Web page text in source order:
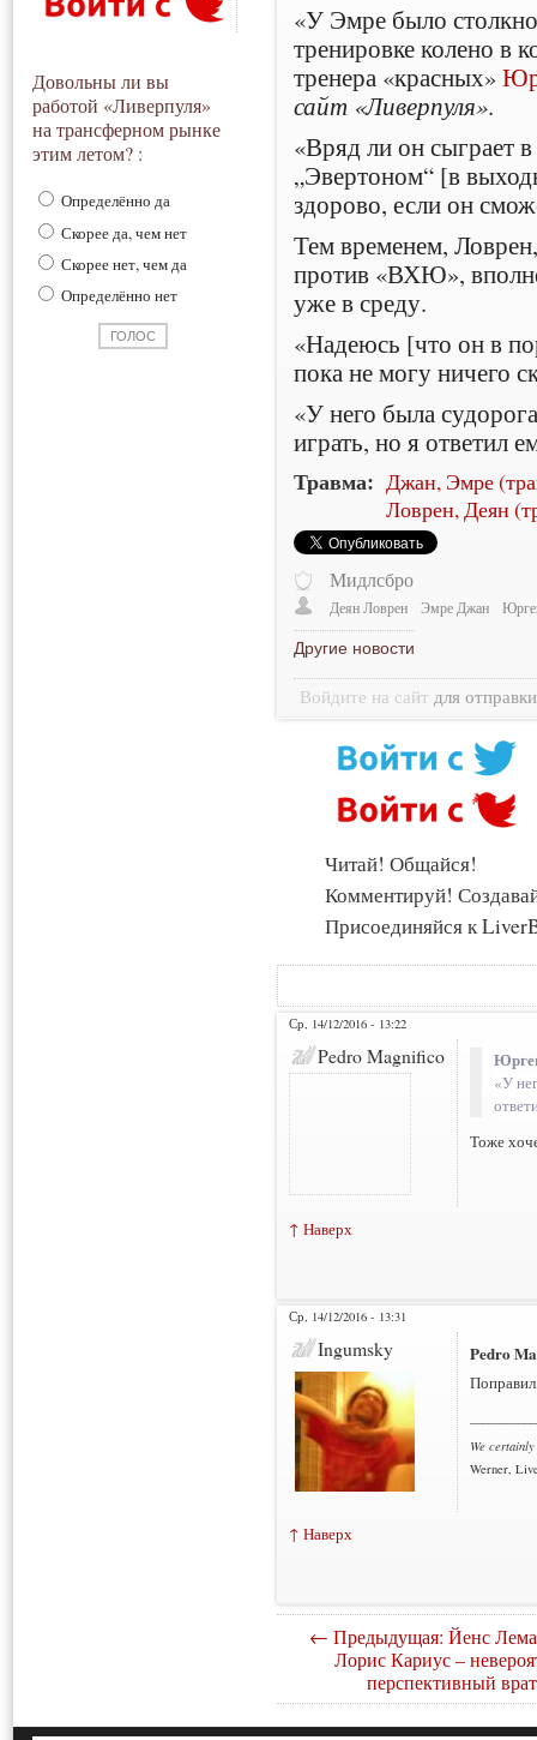
Довольны ли вы
работой «Ливерпуля»
на трансферном рынке
этим летом? :
Определённо да
Скорее да, чем нет
Скорее нет, чем да
Определённо нет
«У Эмре было
тренировке колено в
тренера «красных»
сайт «Ливерпуля».
«Вряд ли он сыграет
„Эвертоном“ [в
здорово, если он
Тем временем,
против «ВХЮ»,
уже в среду.
«Надеюсь [что он в
пока не могу ничего
«У него была
играть, но я ответил
Травма: Джан, Эмре
Ловрен, Деян
Мидлсбро
Деян Ловрен Эмре Джан
Другие новости
Войдите на сайт для
Читай! Общайся!
Комментируй!
Присоединяйся к
Ср, 14/12/2016 - 13:22
Pedro Magnifico
«У
Тоже
↑ Наверх
Ср, 14/12/2016 - 13:31
Ingumsky Pedro
We
Werner,
↑ Наверх
← Предыдущая: Йенс
Лорис Кариус –
перспективный